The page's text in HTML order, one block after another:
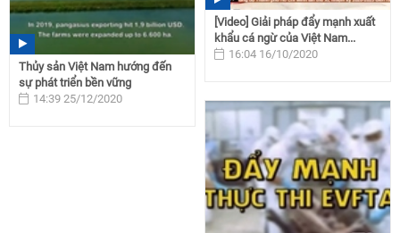
Thủy sản Việt Nam hướng đến
sự phát triển bền vững
14:39 25/12/2020
[Video] Giải pháp đẩy mạnh xuất
khẩu cá ngừ của Việt Nam...
16:04 16/10/2020